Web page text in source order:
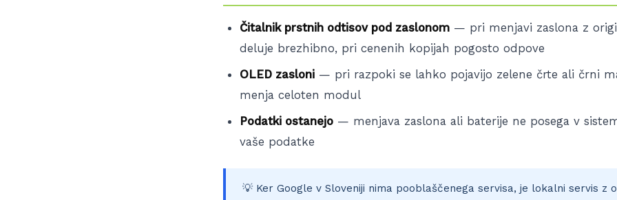
Čitalnik prstnih odtisov pod zaslonom — pri menjavi zaslona z
deluje brezhibno, pri cenenih kopijah pogosto odpove
OLED zasloni — pri razpoki se lahko pojavijo zelene črte ali črni
menja celoten modul
Podatki ostanejo — menjava zaslona ali baterije ne posega v
vaše podatke
💡 Ker Google v Sloveniji nima pooblaščenega servisa, je lokalni servis z